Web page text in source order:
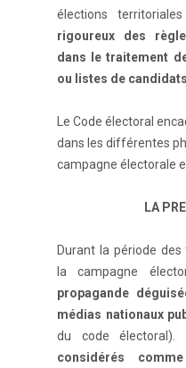
élections territoriales
rigoureux des
dans le traitement
ou listes de
Le Code électoral
dans les différentes
campagne électorale
LA
Durant la période
la campagne
propagande
médias nationaux
du code électoral).
considérés